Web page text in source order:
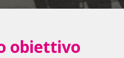
obiettivo